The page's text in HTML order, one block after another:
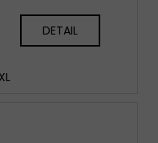
DETAIL